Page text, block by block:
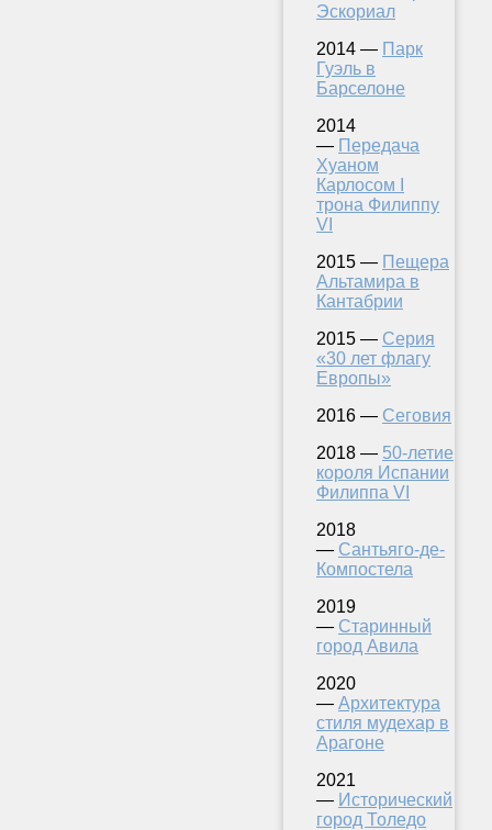
Эскориал
2014 — Парк
Гуэль в
Барселоне
2014
— Передача
Хуаном
Карлосом I
трона Филиппу
VI
2015 — Пещера
Альтамира в
Кантабрии
2015 — Серия
«30 лет флагу
Европы»
2016 — Сеговия
2018 — 50-летие
короля Испании
Филиппа VI
2018
— Сантьяго-де-
Компостела
2019
— Старинный
город Авила
2020
— Архитектура
стиля мудехар в
Арагоне
2021
— Исторический
город Толедо